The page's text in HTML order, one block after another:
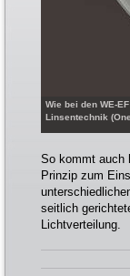
Wie bei den WE-
Linsentechnik
So kommt auch
Prinzip zum
seitlich
Lichtverteilung.